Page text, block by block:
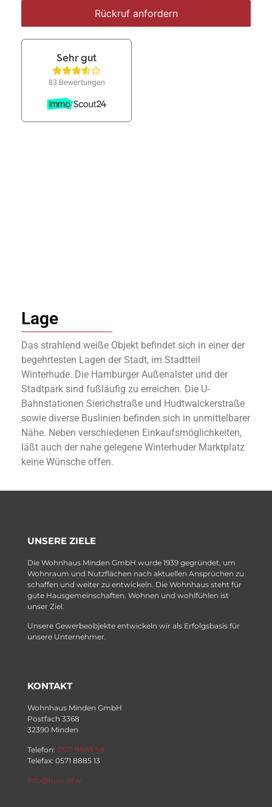
Rückruf anfordern
Lage
Das strahlend weiße Objekt befindet sich in einer der
begehrtesten Lagen der Stadt, im Stadtteil
Winterhude. Die Hamburger Außenalster und der
Stadtpark sind fußläufig zu erreichen. Die U-
Bahnstationen Sierichstraße und Hudtwalckerstraße
sowie diverse Buslinien befinden sich in unmittelbarer
Nähe. Neben verschiedenen Einkaufsmöglichkeiten,
läßt auch der nahe gelegene Winterhuder Marktplatz
keine Wünsche offen.
UNSERE ZIELE
Die Wohnhaus Minden GmbH wurde 1939 gegründet, um
Wohnraum und Nutzflächen nach aktuellen Ansprüchen zu
schaffen und weiter zu entwickeln. Die Wohnhaus steht für
gute Hausgemeinschaften. Wohnen und wohlfühlen ist
unser Ziel.
Unsere Gewerbeobjekte entwickeln wir als Erfolgsbasis für
unsere Unternehmer.
KONTAKT
Wohnhaus Minden GmbH
Postfach 3368
32390 Minden
Telefon: 0571 8885 58
Telefax: 0571 8885 13
info@huw.nrw